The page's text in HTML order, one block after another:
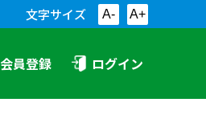
文字サイズ A- A+
会員登録 ログイン